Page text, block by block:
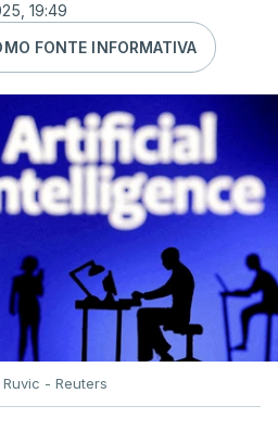
19:49
FONTE INFORMATIVA
- Reuters